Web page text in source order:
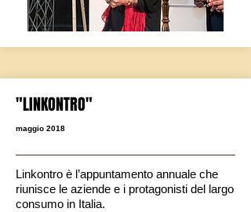
"LINKONTRO"
maggio 2018
Linkontro è l’appuntamento annuale che
riunisce le aziende e i protagonisti del largo
consumo in Italia.